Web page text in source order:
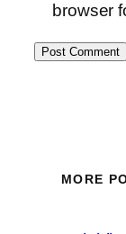
browser
MORE